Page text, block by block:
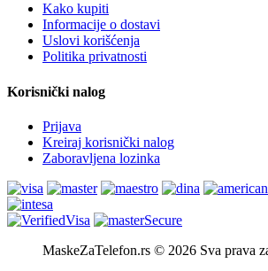
Kako kupiti
Informacije o dostavi
Uslovi korišćenja
Politika privatnosti
Korisnički nalog
Prijava
Kreiraj korisnički nalog
Zaboravljena lozinka
MaskeZaTelefon.rs © 2026 Sva prava